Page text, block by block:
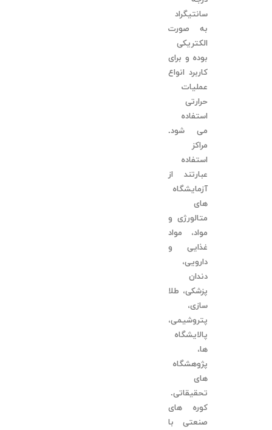
سانتیگراد
به صورت
الکتریکی
بوده و برای
کاربرد انواع
عملیات
حرارتی
استفاده
می شود.
مراکز
استفاده
عبارتند از
آزمایشگاه
های
متالورژی و
مواد، مواد
غذایی و
دارویی،
دندان
پزشکی، طلا
سازی،
پتروشیمی،
پالایشگاه
ها،
پژوهشگاه
های
تحقیقاتی.
کوره های
صنعتی با